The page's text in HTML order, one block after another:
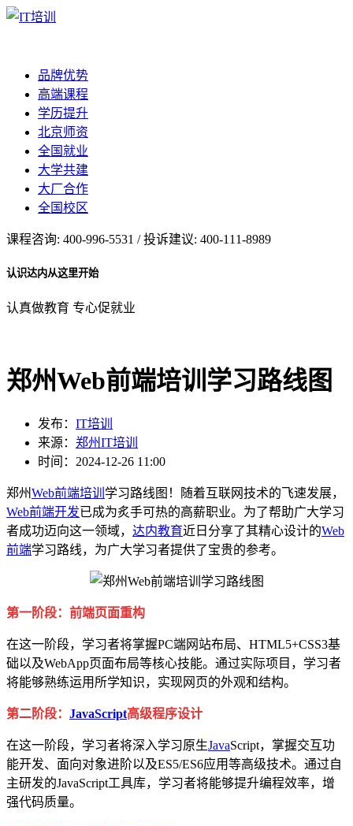
品牌优势
高端课程
学历提升
北京师资
全国就业
大学共建
大厂合作
全国校区
课程咨询: 400-996-5531 / 投诉建议: 400-111-8989
认识达内从这里开始
认真做教育 专心促就业
郑州Web前端培训学习路线图
发布： IT培训
来源： 郑州IT培训
时间：2024-12-26 11:00
郑州Web前端培训 学习路线图！随着互联网技术的飞速发展，
Web前端开发已成为炙手可热的高薪职业。为了帮助广大学习
者成功迈向这一领域， 达内教育近日分享了其精心设计的Web
前端学习路线，为广大学习者提供了宝贵的参考。
第一阶段：前端页面重构
在这一阶段，学习者将掌握PC端网站布局、HTML5+CSS3基
础以及WebApp页面布局等核心技能。通过实际项目，学习者
将能够熟练运用所学知识，实现网页的外观和结构。
第二阶段： JavaScript高级程序设计
在这一阶段，学习者将深入学习原生JavaScript，掌握交互功
能开发、面向对象进阶以及ES5/ES6应用等高级技术。通过自
主研发的JavaScript工具库，学习者将能够提升编程效率，增
强代码质量。